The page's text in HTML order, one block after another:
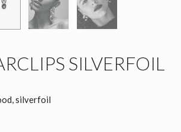
SILVERFOIL
silverfoil